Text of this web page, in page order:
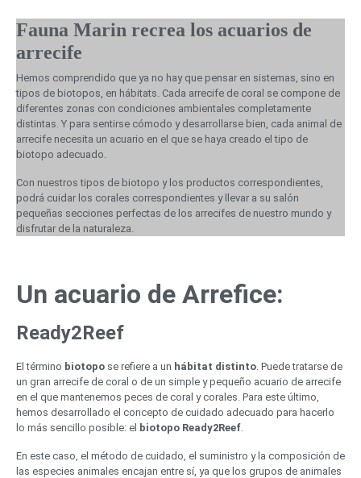
Fauna Marin recrea los acuarios de
arrecife
Hemos comprendido que ya no hay que pensar en sistemas, sino en
tipos de biotopos, en hábitats. Cada arrecife de coral se compone de
diferentes zonas con condiciones ambientales completamente
distintas. Y para sentirse cómodo y desarrollarse bien, cada animal de
arrecife necesita un acuario en el que se haya creado el tipo de
biotopo adecuado.
Con nuestros tipos de biotopo y los productos correspondientes,
podrá cuidar los corales correspondientes y llevar a su salón
pequeñas secciones perfectas de los arrecifes de nuestro mundo y
disfrutar de la naturaleza.
Un acuario de Arrefice:
Ready2Reef
El término biotopo se refiere a un hábitat distinto. Puede tratarse de
un gran arrecife de coral o de un simple y pequeño acuario de arrecife
en el que mantenemos peces de coral y corales. Para este último,
hemos desarrollado el concepto de cuidado adecuado para hacerlo
lo más sencillo posible: el biotopo Ready2Reef.
En este caso, el método de cuidado, el suministro y la composición de
las especies animales encajan entre sí, ya que los grupos de animales